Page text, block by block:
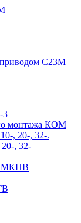
приводом С23М
3
монтажа КОМ
, 20-, 32-.
, 32-
МКПВ